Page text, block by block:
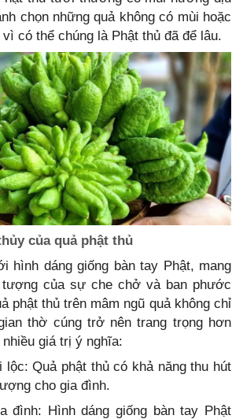
chọn những quả không có mùi hoặc
có thể chúng là Phật thủ đã để lâu.
của quả phật thủ
hình dáng giống bàn tay Phật, mang
tượng của sự che chở và ban phước
phật thủ trên mâm ngũ quả không chỉ
thờ cúng trở nên trang trọng hơn
giá trị ý nghĩa:
Quả phật thủ có khả năng thu hút
cho gia đình.
đình: Hình dáng giống bàn tay Phật